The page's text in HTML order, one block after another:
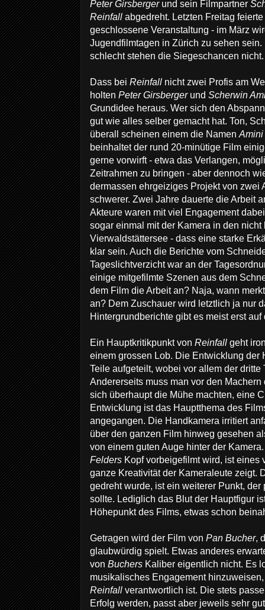
Peter Girsbergerund sein Filmpartner
Reinfall abgedreht. Letzten Freitag
geschlossene Veranstaltung - im März
Jugendfilmtagen in Zürich zu sehen
schlecht stehen die Siegeschancen nicht.
Dass bei Reinfall nicht zwei Profis am
holten Peter Girsberger und Scherwin
Grundidee heraus. Wer sich den
gut wie alles selber gemacht hat. Ton,
überall scheinen einem die Namen Amini
beinhaltet der rund 20-minütige Film
gerne vorwirft - etwa das Verlangen,
Zeitrahmen zu bringen - aber dennoch
dermassen ehrgeiziges Projekt von zwei
schwerer. Zwei Jahre dauerte die Arbeit
Akteure waren mit viel Engagement
sogar einmal mit der Kamera in den
Vierwaldstättersee - dass eine starke
klar sein. Auch die Berichte vom
Tageslichtverzicht war an der
einige mitgefilmte Szenen aus dem
dem Film die Arbeit an? Naja, wann
an? Dem Zuschauer wird letztlich ja nur
Hintergrundberichte gibt es meist erst auf
Ein Hauptkritikpunkt von Reinfall geht
einem grossen Lob. Die Entwicklung der
Teile aufgeteilt, wobei vor allem der
Andererseits muss man vor den
sich überhaupt die Mühe machten, eine
Entwicklung ist das Hauptthema des
angegangen. Die Handkamera irritiert
über den ganzen Film hinweg gesehen
von einem guten Auge hinter der
Felders Kopf vorbeigefilmt wird, ist
ganze Kreativität der Kameraleute zeigt.
gedreht wurde, ist ein weiterer Punkt,
sollte. Lediglich das Blut der Hauptfigur
Höhepunkt des Films, etwas schon
Getragen wird der Film von Pan Bucher,
glaubwürdig spielt. Etwas anderes
von Buchers Kaliber eigentlich nicht. Es
musikalisches Engagement
Reinfall verantwortlich ist. Die stets
Erfolg werden, passt aber jeweils sehr